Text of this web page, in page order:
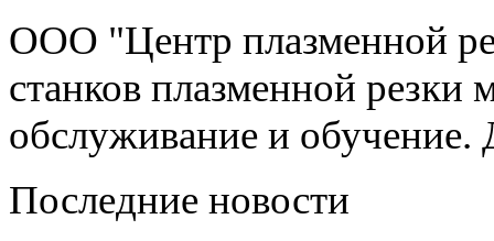
ООО "Центр плазменной
станков плазменной резки
обслуживание и обучение.
Последние новости